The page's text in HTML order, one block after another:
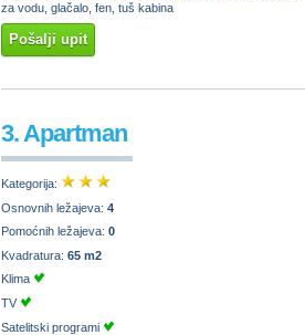
za vodu, glačalo, fen, tuš kabina
Pošalji upit
3. Apartman
Kategorija:
Osnovnih ležajeva: 4
Pomoćnih ležajeva: 0
Kvadratura: 65 m2
Klima
TV
Satelitski programi